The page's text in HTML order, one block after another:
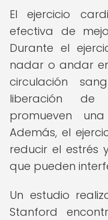
El ejercicio
efectiva de
Durante el
nadar o andar
circulación
liberación de
promueven
Además, el
reducir el estrés
que pueden
Un estudio
Stanford